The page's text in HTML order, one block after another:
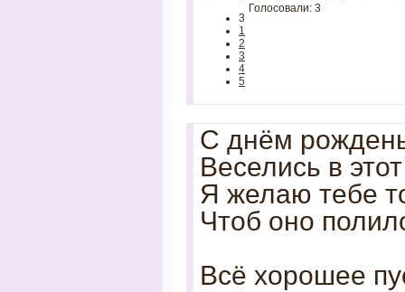
3
1
2
3
4
5
Голосовали: 3
С днём
Веселись в
Я желаю тебе
Чтоб оно
Всё хорошее